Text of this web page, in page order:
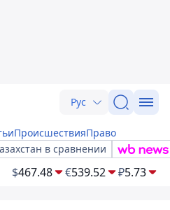
Рус
ПроисшествияПраво
в сравнении
$467.48 €539.52 ₽5.73